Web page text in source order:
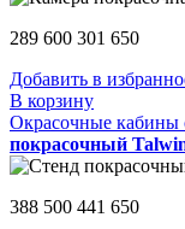
289 600 301 650
Добавить в
В корзину
Окрасочные кабины
покрасочный
388 500 441 650